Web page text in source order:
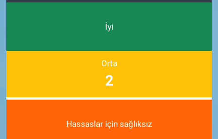
İyi
Orta
2
Hassaslar için sağlıksız